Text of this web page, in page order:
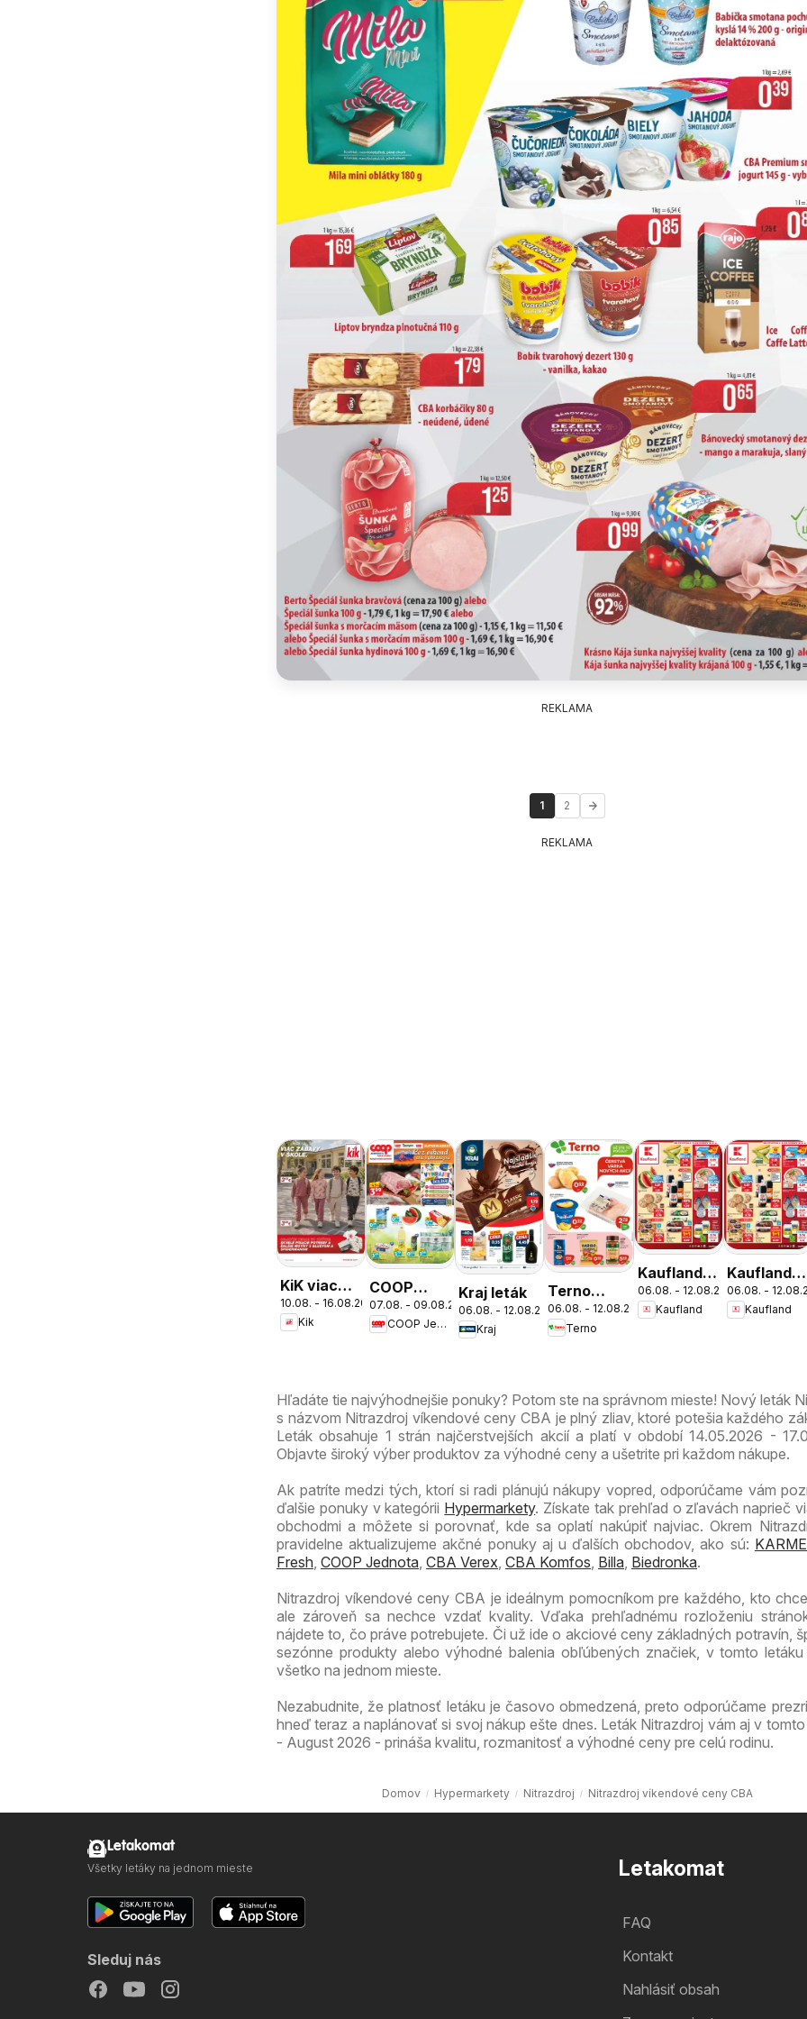
REKLAMA
1 2
REKLAMA
KiK viac
zábavy v
škole
10.08. - 16.08.2026
Kik
COOP
Jednota
cez víkend
07.08. - 09.08.2026
COOP Jednota
Kraj leták
06.08. - 12.08.2026
Kraj
Terno
leták
06.08. - 12.08.2026
Terno
Kaufland
Bratislava-
Nové
06.08. - 12.08.2026
Kaufland
Kaufland
Bratislava-
Petržalka
06.08. -
Kaufland
Hľadáte tie najvýhodnejšie ponuky? Potom ste na správnom mieste! Nový leták
s názvom Nitrazdroj víkendové ceny CBA je plný zliav, ktoré potešia každého
Leták obsahuje 1 strán najčerstvejších akcií a platí v období 14.05.2026 -
Objavte široký výber produktov za výhodné ceny a ušetrite pri každom nákupe.
Ak patríte medzi tých, ktorí si radi plánujú nákupy vopred, odporúčame vám
ďalšie ponuky v kategórii Hypermarkety. Získate tak prehľad o zľavách naprieč
obchodmi a môžete si porovnať, kde sa oplatí nakúpiť najviac. Okrem
pravidelne aktualizujeme akčné ponuky aj u ďalších obchodov, ako sú:
Fresh COOP Jednota CBA Verex CBA Komfos Billa Biedronka.
Nitrazdroj víkendové ceny CBA je ideálnym pomocníkom pre každého, kto
ale zároveň sa nechce vzdať kvality. Vďaka prehľadnému rozloženiu
nájdete to, čo práve potrebujete. Či už ide o akciové ceny základných potravín,
sezónne produkty alebo výhodné balenia obľúbených značiek, v tomto letáku
všetko na jednom mieste.
Nezabudnite, že platnosť letáku je časovo obmedzená, preto odporúčame
hneď teraz a naplánovať si svoj nákup ešte dnes. Leták Nitrazdroj vám aj v tomto
- August 2026 - prináša kvalitu, rozmanitosť a výhodné ceny pre celú rodinu.
Domov Hypermarkety Nitrazdroj Nitrazdroj víkendové ceny CBA
Letakomat
FAQ
Kontakt
Nahlásiť obsah
Letakomat
Všetky letáky na jednom mieste
Sleduj nás